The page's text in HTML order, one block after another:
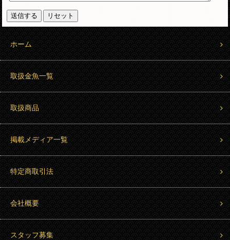
ホーム
取扱金魚一覧
取扱商品
掲載メディア一覧
特定商取引法
会社概要
スタッフ募集